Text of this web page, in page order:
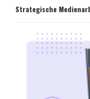
Strategische